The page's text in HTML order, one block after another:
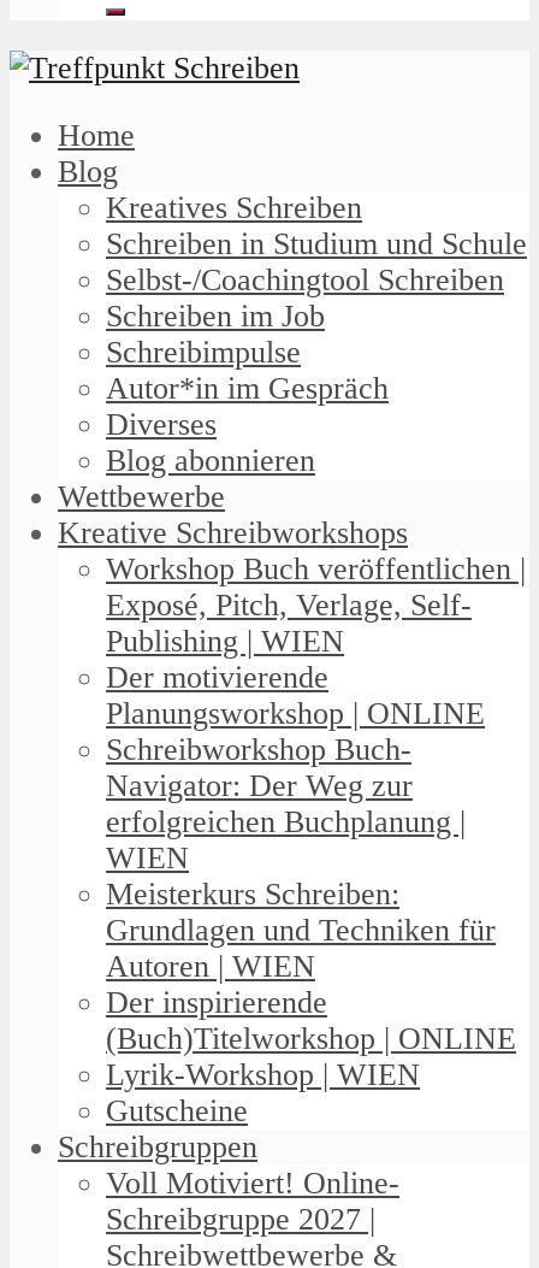
Home
Blog
Kreatives Schreiben
Schreiben in Studium und Schule
Selbst-/Coachingtool Schreiben
Schreiben im Job
Schreibimpulse
Autor*in im Gespräch
Diverses
Blog abonnieren
Wettbewerbe
Kreative Schreibworkshops
Workshop Buch veröffentlichen |
Exposé, Pitch, Verlage, Self-
Publishing | WIEN
Der motivierende
Planungsworkshop | ONLINE
Schreibworkshop Buch-
Navigator: Der Weg zur
erfolgreichen Buchplanung |
WIEN
Meisterkurs Schreiben:
Grundlagen und Techniken für
Autoren | WIEN
Der inspirierende
(Buch)Titelworkshop | ONLINE
Lyrik-Workshop | WIEN
Gutscheine
Schreibgruppen
Voll Motiviert! Online-
Schreibgruppe 2027 |
Schreibwettbewerbe &